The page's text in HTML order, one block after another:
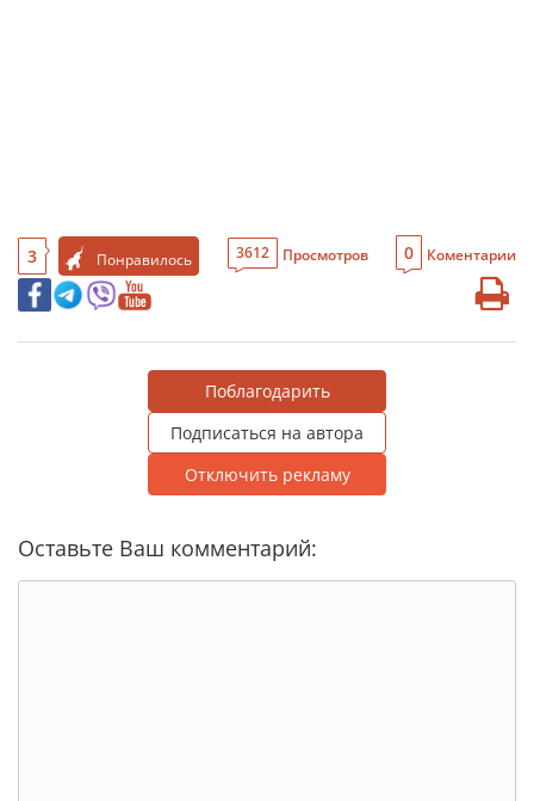
3 Понравилось 3612 Просмотров 0 Коментарии
Поблагодарить
Подписаться на автора
Отключить рекламу
Оставьте Ваш комментарий: